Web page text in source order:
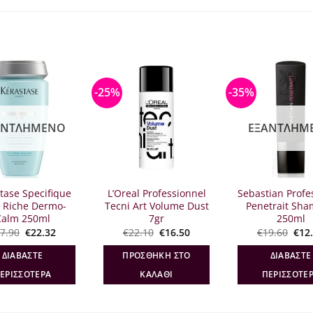
Specifique
Riche Dermo-
250ml
Original
was:
€27.90.
€22.32Η
ΔΙΑΒΆΣΤΕ
-25%
L’Oreal Professionnel
Tecni Art Volume Dust
7gr
€22.10 Original
was:
€22.10.
€16.50Η
τιμή
είναι:
ΠΡΟΣΘΉΚΗ ΣΤΟ
ΚΑΛΆΘΙ
-35%
Sebastian
Penetrait
250ml
€19.60
was:
€
ΔΙΑΒΆΣΤΕ